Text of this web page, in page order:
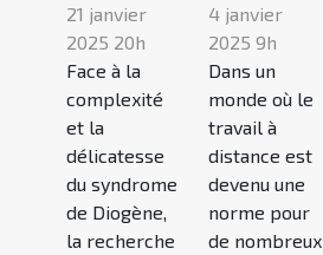
21 janvier
2025 20h
Face à la
complexité
et la
délicatesse
du syndrome
de Diogène,
la recherche
4 janvier
2025 9h
Dans un
monde où le
travail à
distance est
devenu une
norme pour
de nombreux